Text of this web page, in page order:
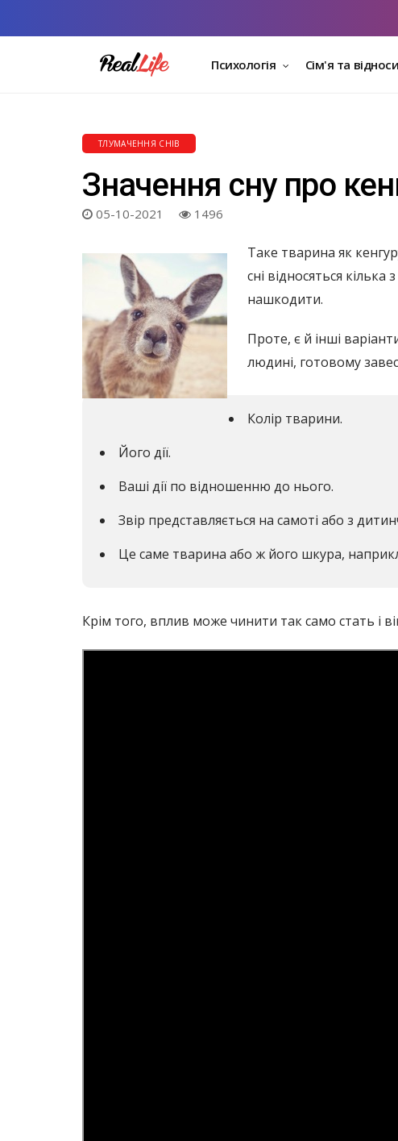
Психологія Сім'я та
ТЛУМАЧЕННЯ СНІВ
Значення сну про
05-10-2021 1496
Таке тварина як
сні відносяться
нашкодити.
Проте, є й інші
людині, готовому
Колір тварини.
Його дії.
Ваші дії по відношенню до нього.
Звір представляється на самоті або з
Це саме тварина або ж його шкура,
Крім того, вплив може чинити так само стать і